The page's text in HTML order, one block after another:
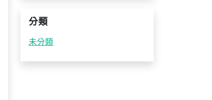
分類
未分類